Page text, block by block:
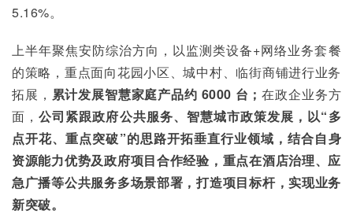
5.16%。
上半年聚焦安防综治方向，以监测类设备+网络业务套餐
的策略，重点面向花园小区、城中村、临街商铺进行业务
拓展， 累计发展智慧家庭产品约 6000 台； 在政企业务方
面，公司紧跟政府公共服务、智慧城市政策发展，以“多
点开花、重点突破”的思路开拓垂直行业领域，结合自身
资源能力优势及政府项目合作经验，重点在酒店治理、应
急广播等公共服务多场景部署，打造项目标杆，实现业务
新突破。